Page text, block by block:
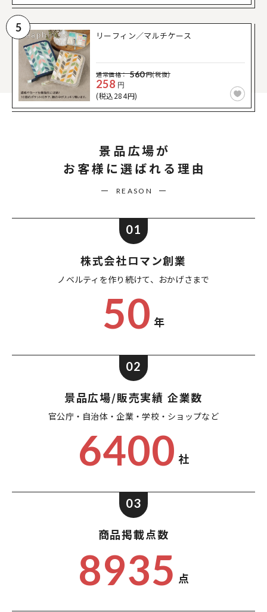
5
リーフィン／マルチケース
通常価格： 560円(税抜)
258 円
(税込284円)
景品広場が
お客様に選ばれる理由
REASON
01
株式会社ロマン創業
ノベルティを作り続けて、 おかげさまで
50 年
02
景品広場/販売実績 企業数
官公庁・自治体・企業・学校・ショップなど
6400 社
03
商品掲載点数
8935 点